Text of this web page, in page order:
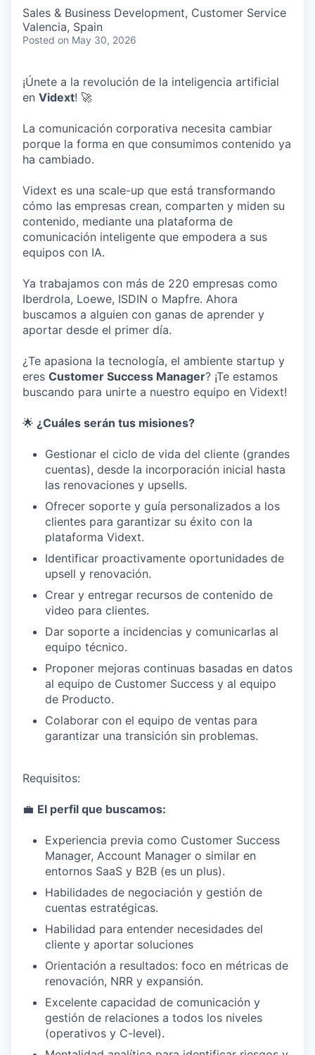
Sales & Business Development, Customer Service
Valencia, Spain
Posted on May 30, 2026
¡Únete a la revolución de la inteligencia artificial
en Vidext! 🚀
La comunicación corporativa necesita cambiar
porque la forma en que consumimos contenido ya
ha cambiado.
Vidext es una scale-up que está transformando
cómo las empresas crean, comparten y miden su
contenido, mediante una plataforma de
comunicación inteligente que empodera a sus
equipos con IA.
Ya trabajamos con más de 220 empresas como
Iberdrola, Loewe, ISDIN o Mapfre. Ahora
buscamos a alguien con ganas de aprender y
aportar desde el primer día.
¿Te apasiona la tecnología, el ambiente startup y
eres Customer Success Manager? ¡Te estamos
buscando para unirte a nuestro equipo en Vidext!
🌟 ¿Cuáles serán tus misiones?
Gestionar el ciclo de vida del cliente (grandes
cuentas), desde la incorporación inicial hasta
las renovaciones y upsells.
Ofrecer soporte y guía personalizados a los
clientes para garantizar su éxito con la
plataforma Vidext.
Identificar proactivamente oportunidades de
upsell y renovación.
Crear y entregar recursos de contenido de
video para clientes.
Dar soporte a incidencias y comunicarlas al
equipo técnico.
Proponer mejoras continuas basadas en datos
al equipo de Customer Success y al equipo
de Producto.
Colaborar con el equipo de ventas para
garantizar una transición sin problemas.
Requisitos:
💼 El perfil que buscamos:
Experiencia previa como Customer Success
Manager, Account Manager o similar en
entornos SaaS y B2B (es un plus).
Habilidades de negociación y gestión de
cuentas estratégicas.
Habilidad para entender necesidades del
cliente y aportar soluciones
Orientación a resultados: foco en métricas de
renovación, NRR y expansión.
Excelente capacidad de comunicación y
gestión de relaciones a todos los niveles
(operativos y C-level).